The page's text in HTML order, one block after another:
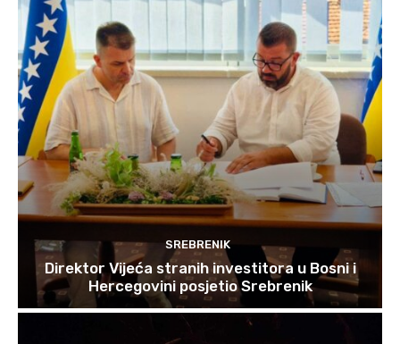
SREBRENIK
Direktor Vijeća stranih investitora u Bosni i
Hercegovini posjetio Srebrenik